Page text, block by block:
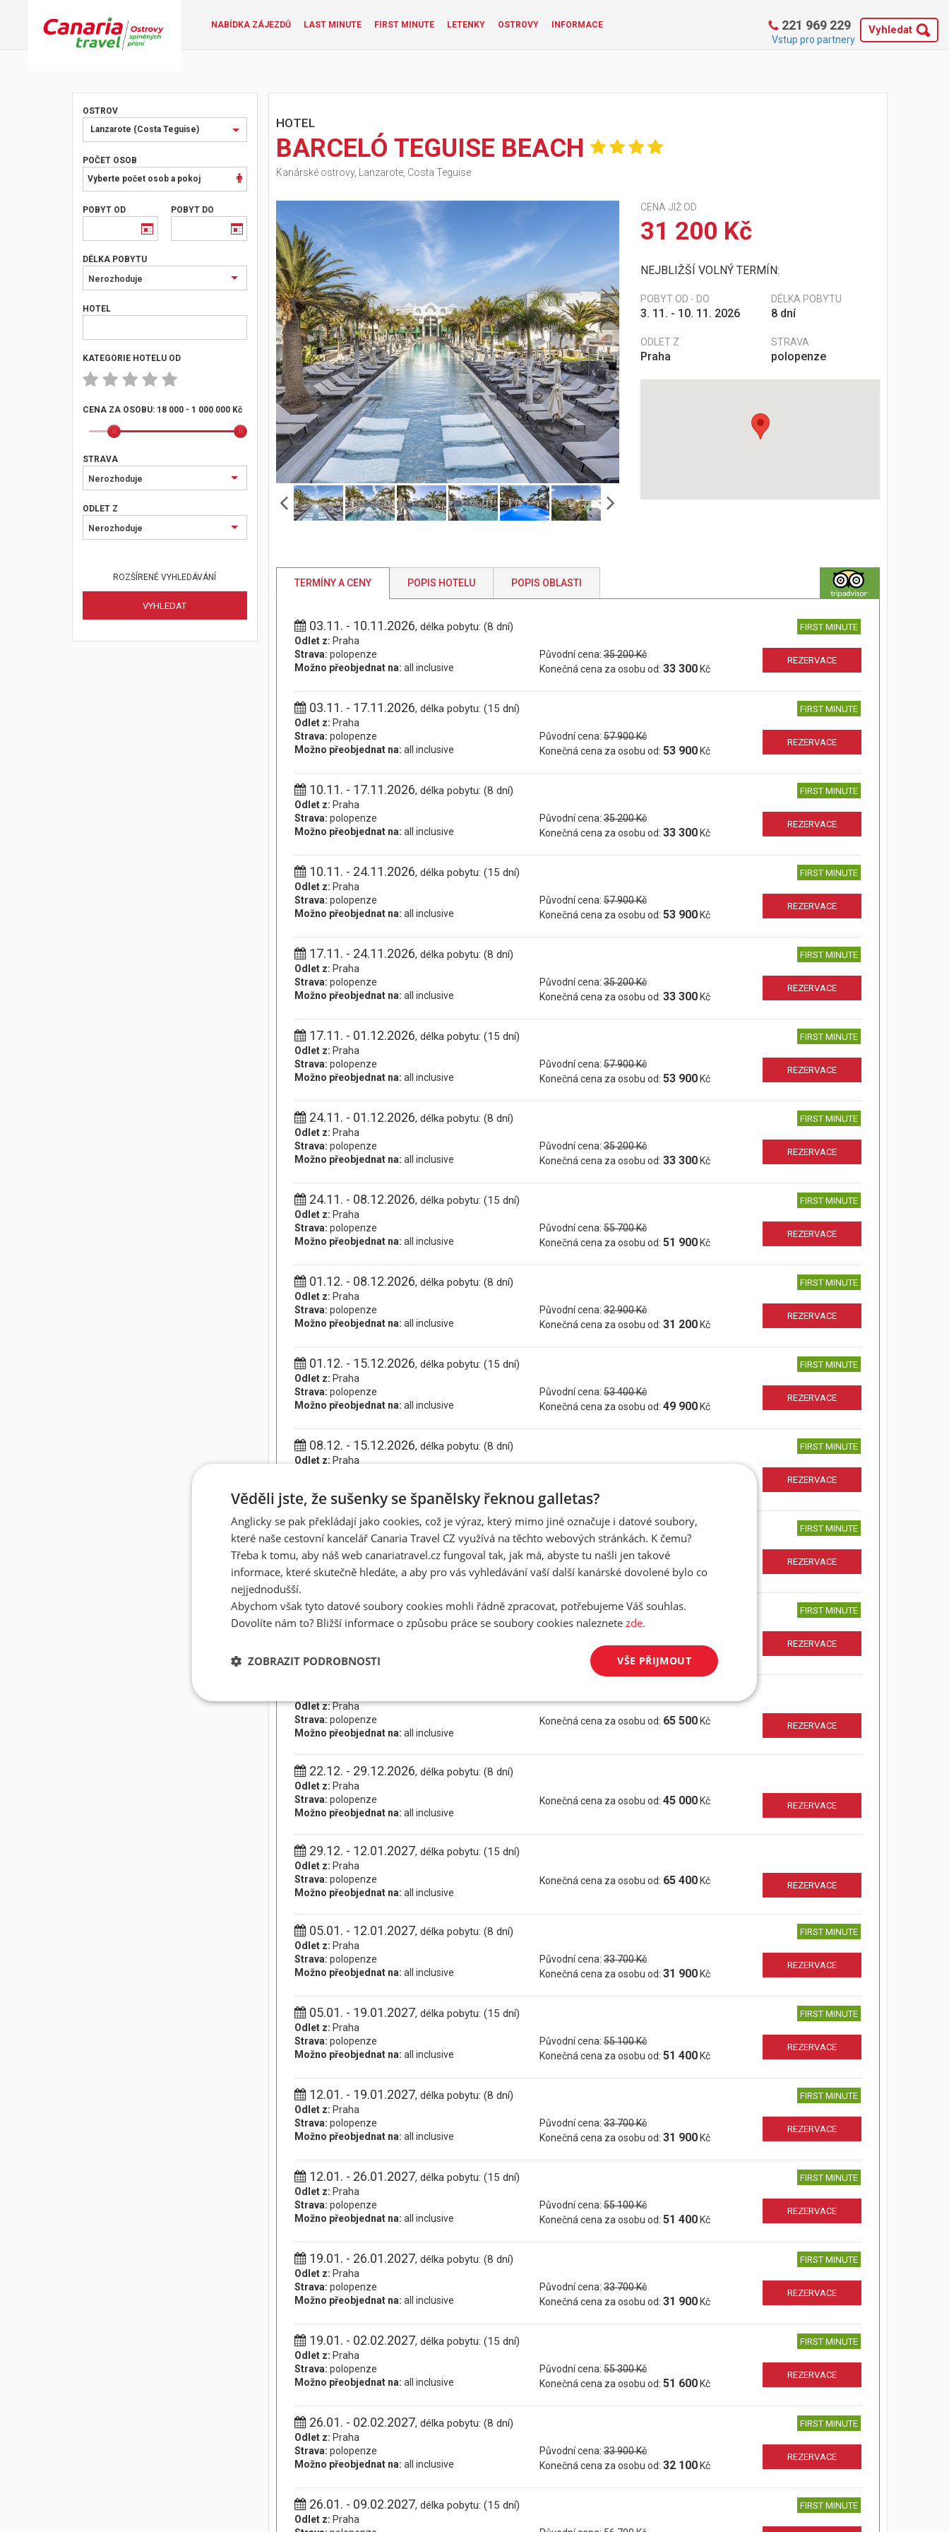
NABÍDKA ZÁJEZDŮ LAST MINUTE FIRST MINUTE LETENKY OSTROVY INFORMACE 221 969 229 Vyhledat
Vstup pro partnery
OSTROV
Vyberte
ostrov
nebo
oblast
Lanzarote (Costa Teguise)
POČET OSOB
Vyberte počet osob a pokoj
POBYT OD POBYT DO
DÉLKA POBYTU
Nerozhoduje
HOTEL
KATEGORIE HOTELU OD
CENA ZA OSOBU: 18 000 - 1 000 000 Kč
STRAVA
Nerozhoduje
ODLET Z
Nerozhoduje
ROZŠÍRENÉ VYHLEDÁVÁNÍ
HOTEL
BARCELÓ TEGUISE BEACH
Kanárské ostrovy, Lanzarote, Costa Teguise
CENA JIŽ OD
31 200 Kč
NEJBLIŽŠÍ VOLNÝ TERMÍN:
POBYT OD - DO
3. 11. - 10. 11. 2026
DÉLKA POBYTU
8 dní
ODLET Z
Praha
STRAVA
polopenze
TERMÍNY A CENY POPIS HOTELU POPIS OBLASTI
03.11. - 10.11.2026, délka pobytu: (8 dní) FIRST MINUTE
Odlet z: Praha
Strava: polopenze
Možno přeobjednat na: all inclusive
Původní cena:35 200 Kč
Konečná cena za osobu od: 33 300Kč
REZERVACE
03.11. - 17.11.2026, délka pobytu: (15 dní) FIRST MINUTE
Odlet z: Praha
Strava: polopenze
Možno přeobjednat na: all inclusive
Původní cena:57 900 Kč
Konečná cena za osobu od: 53 900Kč
REZERVACE
10.11. - 17.11.2026, délka pobytu: (8 dní) FIRST MINUTE
Odlet z: Praha
Strava: polopenze
Možno přeobjednat na: all inclusive
Původní cena:35 200 Kč
Konečná cena za osobu od: 33 300Kč
REZERVACE
10.11. - 24.11.2026, délka pobytu: (15 dní) FIRST MINUTE
Odlet z: Praha
Strava: polopenze
Možno přeobjednat na: all inclusive
Původní cena:57 900 Kč
Konečná cena za osobu od: 53 900Kč
REZERVACE
17.11. - 24.11.2026, délka pobytu: (8 dní) FIRST MINUTE
Odlet z: Praha
Strava: polopenze
Možno přeobjednat na: all inclusive
Původní cena:35 200 Kč
Konečná cena za osobu od: 33 300Kč
REZERVACE
17.11. - 01.12.2026, délka pobytu: (15 dní) FIRST MINUTE
Odlet z: Praha
Strava: polopenze
Možno přeobjednat na: all inclusive
Původní cena:57 900 Kč
Konečná cena za osobu od: 53 900Kč
REZERVACE
24.11. - 01.12.2026, délka pobytu: (8 dní) FIRST MINUTE
Odlet z: Praha
Strava: polopenze
Možno přeobjednat na: all inclusive
Původní cena:35 200 Kč
Konečná cena za osobu od: 33 300Kč
REZERVACE
24.11. - 08.12.2026, délka pobytu: (15 dní) FIRST MINUTE
Odlet z: Praha
Strava: polopenze
Možno přeobjednat na: all inclusive
Původní cena:55 700 Kč
Konečná cena za osobu od: 51 900Kč
REZERVACE
01.12. - 08.12.2026, délka pobytu: (8 dní) FIRST MINUTE
Odlet z: Praha
Strava: polopenze
Možno přeobjednat na: all inclusive
Původní cena:32 900 Kč
Konečná cena za osobu od: 31 200Kč
REZERVACE
01.12. - 15.12.2026, délka pobytu: (15 dní) FIRST MINUTE
Odlet z: Praha
Strava: polopenze
Možno přeobjednat na: all inclusive
Původní cena:53 400 Kč
Konečná cena za osobu od: 49 900Kč
REZERVACE
08.12. - 15.12.2026, délka pobytu: (8 dní) FIRST MINUTE
Odlet z: Praha
REZERVACE
08.12. - 22.12.2026, délka pobytu: (15 dní) FIRST MINUTE
Odlet z:Praha
Strava:polopenze
Možno přeobjednat na: all inclusive
Původní cena:53 400 Kč
Konečná cena za osobu od:49 900Kč
REZERVACE
15.12. - 22.12.2026, délka pobytu: (8 dní) FIRST MINUTE
Odlet z:Praha
Konečná cena za osobu od:
REZERVACE
Odlet z:Praha
Strava: polopenze
Možno přeobjednat na: all inclusive
Konečná cena za osobu od: 65 500Kč REZERVACE
22.12. - 29.12.2026, délka pobytu: (8 dní)
Odlet z: Praha
Strava: polopenze
Možno přeobjednat na: all inclusive
Konečná cena za osobu od: 45 000Kč REZERVACE
29.12. - 12.01.2027, délka pobytu: (15 dní)
Odlet z: Praha
Strava: polopenze
Možno přeobjednat na: all inclusive
Konečná cena za osobu od: 65 400Kč REZERVACE
05.01. - 12.01.2027, délka pobytu: (8 dní) FIRST MINUTE
Odlet z: Praha
Strava: polopenze
Možno přeobjednat na: all inclusive
Původní cena:33 700 Kč
Konečná cena za osobu od: 31 900Kč
REZERVACE
05.01. - 19.01.2027, délka pobytu: (15 dní) FIRST MINUTE
Odlet z: Praha
Strava: polopenze
Možno přeobjednat na: all inclusive
Původní cena:55 100 Kč
Konečná cena za osobu od: 51 400Kč
REZERVACE
12.01. - 19.01.2027, délka pobytu: (8 dní) FIRST MINUTE
Odlet z: Praha
Strava: polopenze
Možno přeobjednat na: all inclusive
Původní cena:33 700 Kč
Konečná cena za osobu od: 31 900Kč
REZERVACE
12.01. - 26.01.2027, délka pobytu: (15 dní) FIRST MINUTE
Odlet z: Praha
Strava: polopenze
Možno přeobjednat na: all inclusive
Původní cena:55 100 Kč
Konečná cena za osobu od: 51 400Kč
REZERVACE
19.01. - 26.01.2027, délka pobytu: (8 dní) FIRST MINUTE
Odlet z: Praha
Strava: polopenze
Možno přeobjednat na: all inclusive
Původní cena:33 700 Kč
Konečná cena za osobu od: 31 900Kč
REZERVACE
19.01. - 02.02.2027, délka pobytu: (15 dní) FIRST MINUTE
Odlet z: Praha
Strava: polopenze
Možno přeobjednat na: all inclusive
Původní cena:55 300 Kč
Konečná cena za osobu od: 51 600Kč
REZERVACE
26.01. - 02.02.2027, délka pobytu: (8 dní) FIRST MINUTE
Odlet z: Praha
Strava: polopenze
Možno přeobjednat na: all inclusive
Původní cena:33 900 Kč
Konečná cena za osobu od: 32 100Kč
REZERVACE
26.01. - 09.02.2027, délka pobytu: (15 dní) FIRST MINUTE
Odlet z: Praha
Věděli jste, že sušenky se španělsky řeknou galletas?
Anglicky se pak překládají jako cookies, což je výraz, který mimo jiné označuje i datové soubory,
které naše cestovní kancelář Canaria Travel CZ využívá na těchto webových stránkách. K čemu?
Třeba k tomu, aby náš web canariatravel.cz fungoval tak, jak má, abyste tu našli jen takové
informace, které skutečně hledáte, a aby pro vás vyhledávání vaší další kanárské dovolené bylo co
nejjednodušší.
Abychom však tyto datové soubory cookies mohli řádně zpracovat, potřebujeme Váš souhlas.
Dovolíte nám to? Bližší informace o způsobu práce se soubory cookies naleznete zde.
VŠE PŘIJMOUT
ZOBRAZIT PODROBNOSTI